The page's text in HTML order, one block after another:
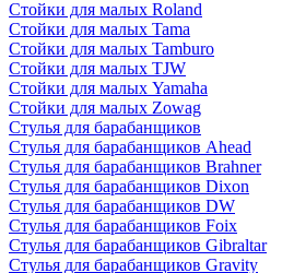
Стойки для малых Roland
Стойки для малых Tama
Стойки для малых Tamburo
Стойки для малых TJW
Стойки для малых Yamaha
Стойки для малых Zowag
Стулья для барабанщиков
Стулья для барабанщиков Ahead
Стулья для барабанщиков Brahner
Стулья для барабанщиков Dixon
Стулья для барабанщиков DW
Стулья для барабанщиков Foix
Стулья для барабанщиков Gibraltar
Стулья для барабанщиков Gravity